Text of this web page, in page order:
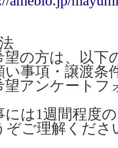
の方は、以下
い事項・譲渡条
望アンケート
は1週間程度
ぞご理解くださ